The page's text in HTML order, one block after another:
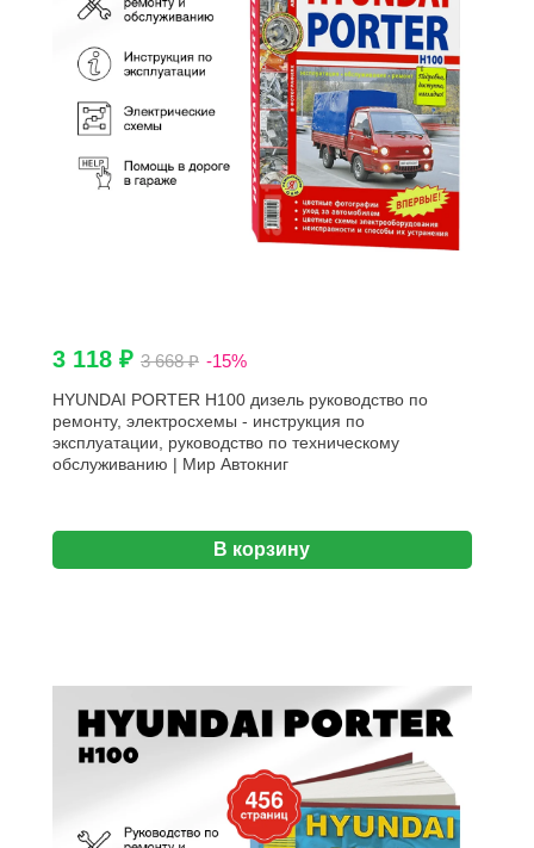
3 118 ₽ 3 668 ₽ -15%
HYUNDAI PORTER H100 дизель руководство по
ремонту, электросхемы - инструкция по
эксплуатации, руководство по техническому
обслуживанию | Мир Автокниг
В корзину